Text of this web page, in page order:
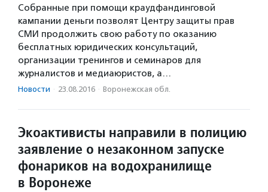
Собранные при помощи краудфандинговой
кампании деньги позволят Центру защиты прав
СМИ продолжить свою работу по оказанию
бесплатных юридических консультаций,
организации тренингов и семинаров для
журналистов и медиаюристов, а…
Новости · 23.08.2016 · Воронежская обл.
Экоактивисты направили в полицию
заявление о незаконном запуске
фонариков на водохранилище
в Воронеже